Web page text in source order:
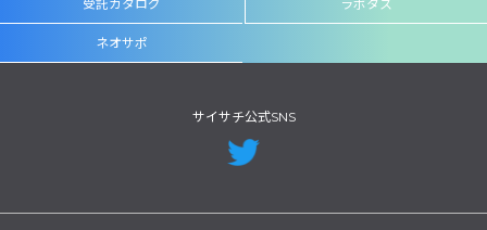
受託カタログ ラボタス
ネオサポ
サイサチ公式SNS